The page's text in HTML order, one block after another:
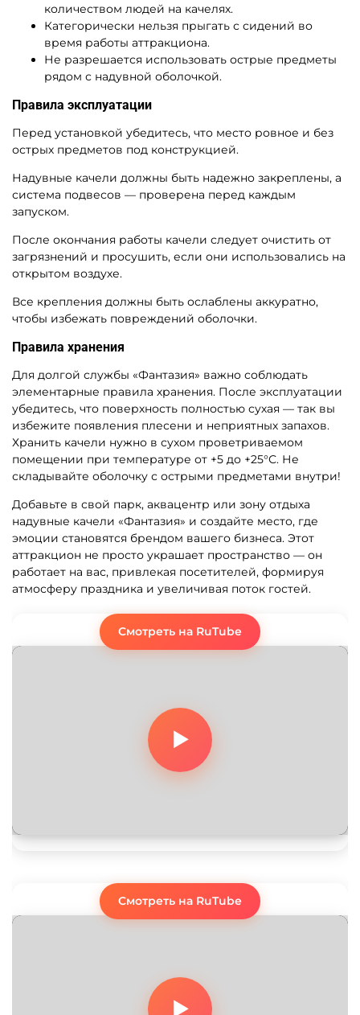
количеством людей на качелях.
Категорически нельзя прыгать с сидений во
время работы аттракциона.
Не разрешается использовать острые предметы
рядом с надувной оболочкой.
Правила эксплуатации
Перед установкой убедитесь, что место ровное и без
острых предметов под конструкцией.
Надувные качели должны быть надежно закреплены, а
система подвесов — проверена перед каждым
запуском.
После окончания работы качели следует очистить от
загрязнений и просушить, если они использовались на
открытом воздухе.
Все крепления должны быть ослаблены аккуратно,
чтобы избежать повреждений оболочки.
Правила хранения
Для долгой службы «Фантазия» важно соблюдать
элементарные правила хранения. После эксплуатации
убедитесь, что поверхность полностью сухая — так вы
избежите появления плесени и неприятных запахов.
Хранить качели нужно в сухом проветриваемом
помещении при температуре от +5 до +25°С. Не
складывайте оболочку с острыми предметами внутри!
Добавьте в свой парк, аквацентр или зону отдыха
надувные качели «Фантазия» и создайте место, где
эмоции становятся брендом вашего бизнеса. Этот
аттракцион не просто украшает пространство — он
работает на вас, привлекая посетителей, формируя
атмосферу праздника и увеличивая поток гостей.
Смотреть на RuTube
Смотреть на RuTube